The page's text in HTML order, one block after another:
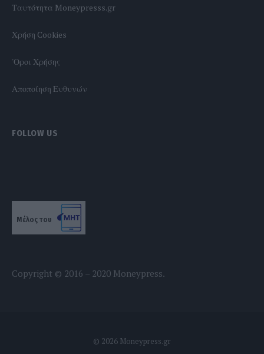
Tαυτότητα Moneypresss.gr
Χρήση Cookies
'Οροι Χρήσης
Αποποίηση Ευθυνών
FOLLOW US
Μέλος του
Copyright © 2016 – 2020 Moneypress.
© 2026 Moneypress.gr